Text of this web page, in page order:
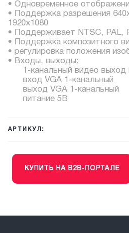
• Одновременное
• Поддержка разрешения
1920х1080
• Поддерживает NTSC, PAL,
• Поддержка композитного
• регулировка положения
• Входы, выходы:
1-канальный видео выход
вход VGA 1-канальный
выход VGA 1-канальный
питание 5В
АРТИКУЛ:
КУПИТЬ НА B2B-ПОРТАЛЕ